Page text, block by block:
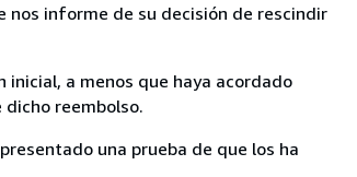
nos informe de su decisión de rescindir
a menos que haya acordado
reembolso.
una prueba de que los ha